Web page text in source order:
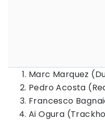
Marc Marquez
Pedro Acosta
Francesco
Ai Ogura